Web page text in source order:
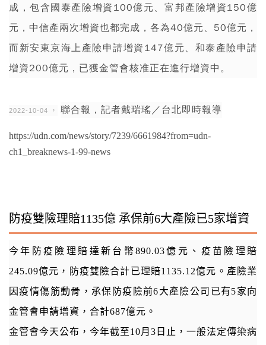
成，包含國泰產險增資100億元、富邦產險增資150億
元，中信產兩次增資也都完成，各為40億元、50億元，
而新安東京海上產險申請增資147億元、和泰產險申請
增資200億元，已獲金管會核准正在進行增資中。
2022-10-04 ， 聯合報，記者戴瑞瑤／台北即時報導
https://udn.com/news/story/7239/6661984?from=udn-
ch1_breaknews-1-99-news
防疫雙險理賠1135億 承保前6大產險已5家增資
今年防疫險 理賠 達新台幣890.03億元、疫苗險理賠
245.09億元，防疫雙險合計已理賠1135.12億元。 產險業
因疫情傷筋動骨，承保防疫險前6大產險公司已有5家向
金管會申請增資 ，合計687億元。
金管會今天公布，今年截至10月3日止，一般法定傳染病